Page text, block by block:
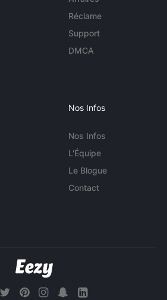
Réclame
Support
DMCA
Nos Infos
Nos Infos
L'Équipe
Le Blogue
Contact